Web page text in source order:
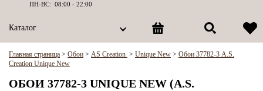
ПН-ВС: 08:00 - 22:00
Каталог
Главная страница > Обои > AS Creation > Unique New > Обои 37782-3 A.S.
Creation Unique New
ОБОИ 37782-3 UNIQUE NEW (A.S.